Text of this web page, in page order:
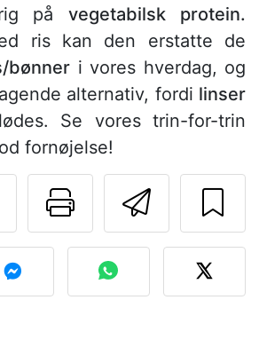
påvegetabilsk protein.
ris kan den erstatte de
bønner i vores hverdag, og
alternativ, fordi linser
Se vores trin-for-trin
fornøjelse!
Send
Udskriv
Stil et spørgsmål
billede af denne